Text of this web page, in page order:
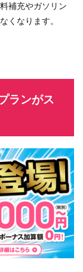
補充やガソリン
くなります。
ランがス